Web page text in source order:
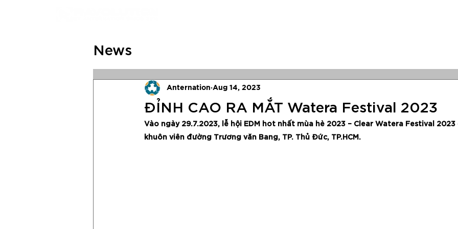
News
ĐỈNH CAO RA MẮT Watera Festival 2023
Anternation Aug 14, 2023
Vào ngày 29.7.2023, lễ hội EDM hot nhất mùa hè 2023 – Clear Watera Festival
khuôn viên đường Trương văn Bang, TP. Thủ Đức, TP.HCM.